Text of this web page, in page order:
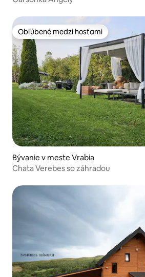
Obľúbené medzi hosťami
Obľúbené medzi hosťami
Bývanie v meste Vrabia
Chata Verebes so záhradou